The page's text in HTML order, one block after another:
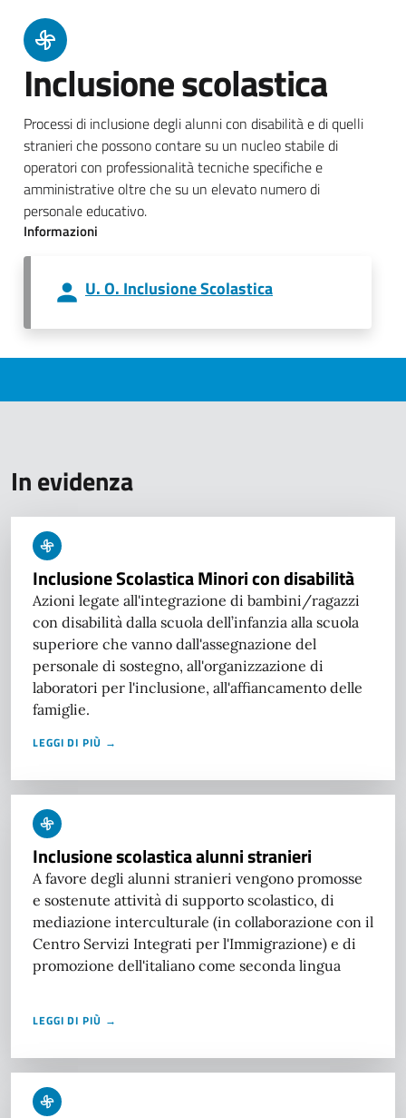
Inclusione scolastica
Processi di inclusione degli alunni con disabilità e di quelli
stranieri che possono contare su un nucleo stabile di
operatori con professionalità tecniche specifiche e
amministrative oltre che su un elevato numero di
personale educativo.
Informazioni
U. O. Inclusione Scolastica
In evidenza
Inclusione Scolastica Minori con disabilità
Azioni legate all'integrazione di bambini/ragazzi
con disabilità dalla scuola dell’infanzia alla scuola
superiore che vanno dall'assegnazione del
personale di sostegno, all'organizzazione di
laboratori per l'inclusione, all'affiancamento delle
famiglie.
LEGGI DI PIÙ →
Inclusione scolastica alunni stranieri
A favore degli alunni stranieri vengono promosse
e sostenute attività di supporto scolastico, di
mediazione interculturale (in collaborazione con il
Centro Servizi Integrati per l'Immigrazione) e di
promozione dell'italiano come seconda lingua
LEGGI DI PIÙ →